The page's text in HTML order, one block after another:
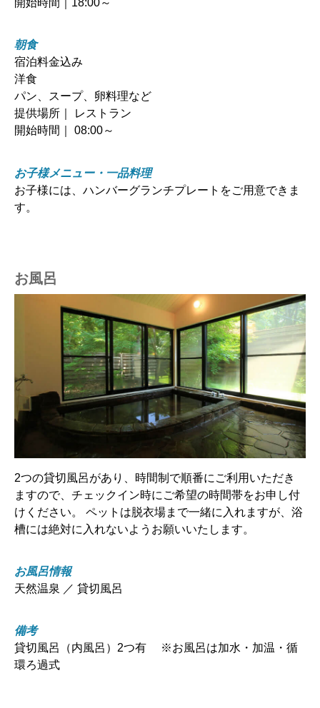
開始時間｜18:00～
朝食
宿泊料金込み
洋食
パン、スープ、卵料理など
提供場所｜ レストラン
開始時間｜ 08:00～
お子様メニュー・一品料理
お子様には、ハンバーグランチプレートをご用意できま
す。
お風呂
2つの貸切風呂があり、時間制で順番にご利用いただき
ますので、チェックイン時にご希望の時間帯をお申し付
けください。 ペットは脱衣場まで一緒に入れますが、浴
槽には絶対に入れないようお願いいたします。
お風呂情報
天然温泉 ／ 貸切風呂
備考
貸切風呂（内風呂）2つ有 ※お風呂は加水・加温・循
環ろ過式